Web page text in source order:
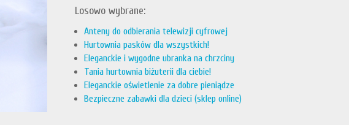
Losowo wybrane:
Anteny do odbierania telewizji cyfrowej
Hurtownia pasków dla wszystkich!
Eleganckie i wygodne ubranka na chrzciny
Tania hurtownia biżuterii dla ciebie!
Eleganckie oświetlenie za dobre pieniądze
Bezpieczne zabawki dla dzieci (sklep online)